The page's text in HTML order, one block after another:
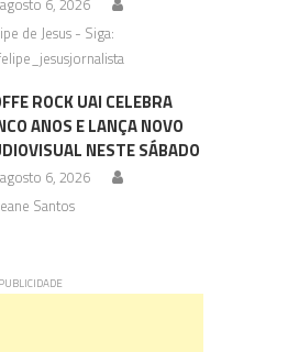
agosto 6, 2026
de Jesus - Siga:
ROCK UAI CELEBRA
ANOS E LANÇA NOVO
NESTE SÁBADO
agosto 6, 2026
Santos